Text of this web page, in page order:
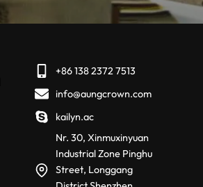
+86 138 2372 7513
info@aungcrown.com
kailyn.ac
Nr. 30, Xinmuxinyuan
Industrial Zone Pinghu
Street, Longgang